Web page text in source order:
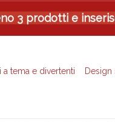
3 prodotti e
a tema e divertenti Design